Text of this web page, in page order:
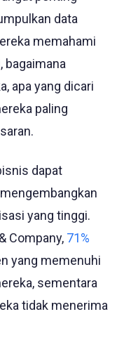
data
memahami
bagaimana
apa yang dicari
paling
dapat
yang tinggi.
Company, 71%
yang memenuhi
sementara
tidak menerima